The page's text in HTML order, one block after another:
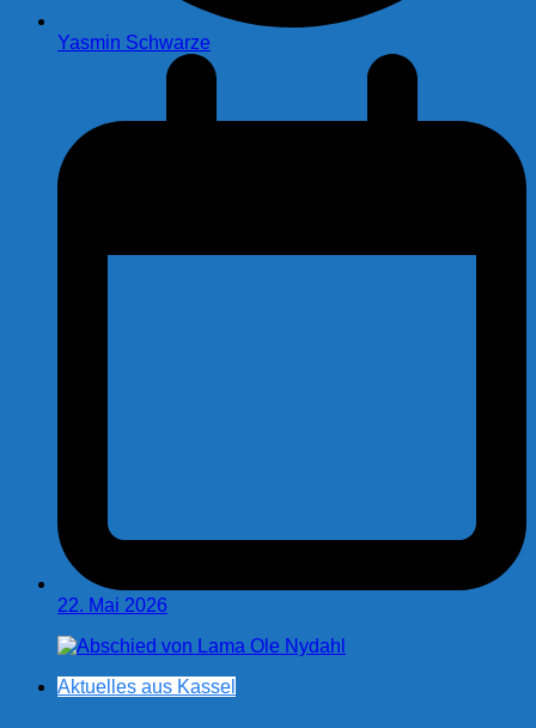
Yasmin Schwarze
22. Mai 2026
Aktuelles aus Kassel